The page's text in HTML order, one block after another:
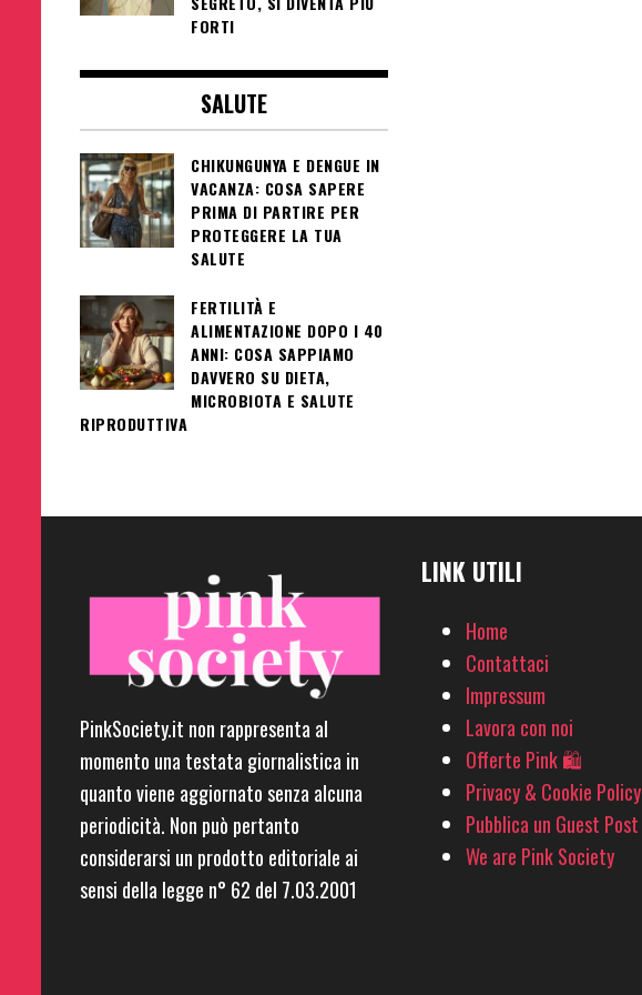
FORTI
SALUTE
CHIKUNGUNYA E DENGUE IN
VACANZA: COSA SAPERE
PRIMA DI PARTIRE PER
PROTEGGERE LA TUA
SALUTE
FERTILITÀ E
ALIMENTAZIONE DOPO I 40
ANNI: COSA SAPPIAMO
DAVVERO SU DIETA,
MICROBIOTA E SALUTE
RIPRODUTTIVA
PinkSociety.it non rappresenta al
momento una testata giornalistica in
quanto viene aggiornato senza alcuna
periodicità. Non può pertanto
considerarsi un prodotto editoriale ai
sensi della legge n° 62 del 7.03.2001
LINK UTILI
Home
Contattaci
Impressum
Lavora con noi
Offerte Pink 🛍
Privacy & Cookie Policy
Pubblica un Guest Post
We are Pink Society